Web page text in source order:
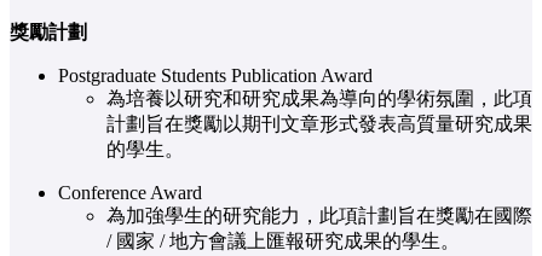
獎勵計劃
Postgraduate Students Publication Award
為培養以研究和研究成果為導向的學術氛圍，此項
計劃旨在獎勵以期刊文章形式發表高質量研究成果
的學生。
Conference Award
為加強學生的研究能力，此項計劃旨在獎勵在國際
/ 國家 / 地方會議上匯報研究成果的學生。